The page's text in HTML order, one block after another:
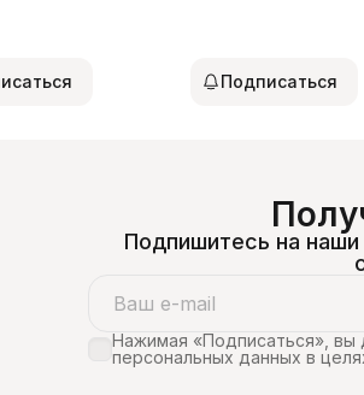
Подписаться
Подпишитесь на наши
Нажимая «Подписаться», вы
персональных данных в